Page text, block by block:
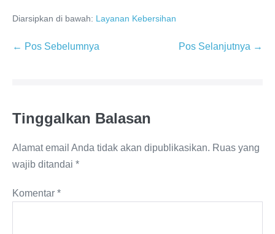
Diarsipkan di bawah: Layanan Kebersihan
Navigasi
← Pos Sebelumnya Pos Selanjutnya →
Tinggalkan Balasan
Alamat email Anda tidak akan dipublikasikan. Ruas yang
wajib ditandai *
Komentar *